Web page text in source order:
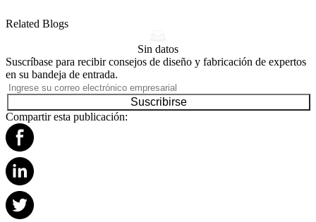
Related Blogs
Sin datos
Suscríbase para recibir consejos de diseño y fabricación de expertos
en su bandeja de entrada.
Suscribirse
Compartir esta publicación: